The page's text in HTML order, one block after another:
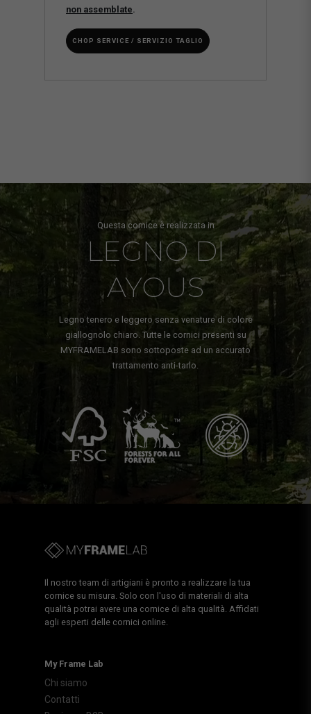
non assemblate
CHOP SERVICE / SERVIZIO TAGLIO
Questa cornice è realizzata in
LEGNO DI
AYOUS
Legno tenero e leggero senza venature di colore
giallognolo chiaro. Tutte le cornici presenti su
MYFRAMELAB sono sottoposte ad un accurato
trattamento anti-tarlo.
Il nostro team di artigiani è pronto a realizzare la tua
cornice su misura. Solo con l'uso di materiali di alta
qualità potrai avere una cornice di alta qualità. Affidati
agli esperti delle cornici online.
My Frame Lab
Chi siamo
Contatti